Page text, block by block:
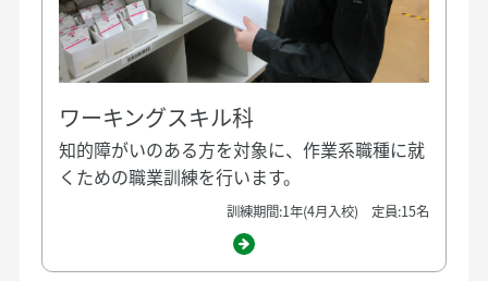
ワーキングスキル科
知的障がいのある方を対象に、作業系職種に就
くための職業訓練を行います。
訓練期間:1年(4月入校) 定員:15名